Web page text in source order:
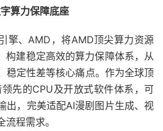
算力保障底座
擎、AMD，将AMD顶尖算力资源
构建稳定高效的算力保障体系，从
稳定性差等核心痛点。作为全球顶
先的CPU及开放式软件体系，可
出，完美适配AI漫剧图片生成、视
程需求。